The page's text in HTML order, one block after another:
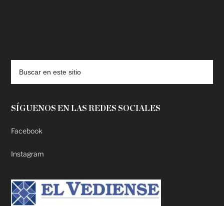
SÍGUENOS EN LAS REDES SOCIALES
Facebook
Instagram